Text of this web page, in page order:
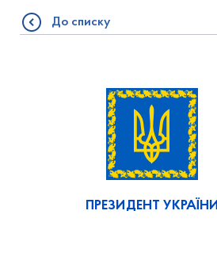
До списку
ПРЕЗИДЕНТ УКРАЇНИ